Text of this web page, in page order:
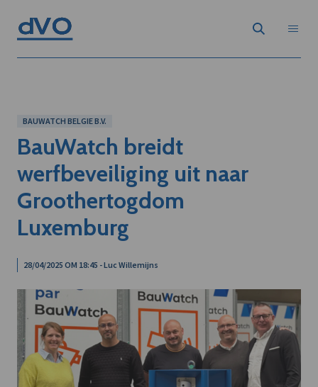
BAUWATCH BELGIE B.V.
BauWatch breidt
werfbeveiliging uit naar
Groothertogdom
Luxemburg
28/04/2025 OM 18:45 - Luc Willemijns